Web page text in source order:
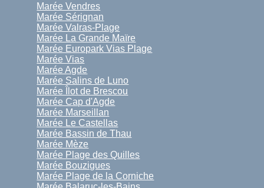
Marée Vendres
Marée Sérignan
Marée Valras-Plage
Marée La Grande Maïre
Marée Europark Vias Plage
Marée Vias
Marée Agde
Marée Salins de Luno
Marée Îlot de Brescou
Marée Cap d'Agde
Marée Marseillan
Marée Le Castellas
Marée Bassin de Thau
Marée Mèze
Marée Plage des Quilles
Marée Bouzigues
Marée Plage de la Corniche